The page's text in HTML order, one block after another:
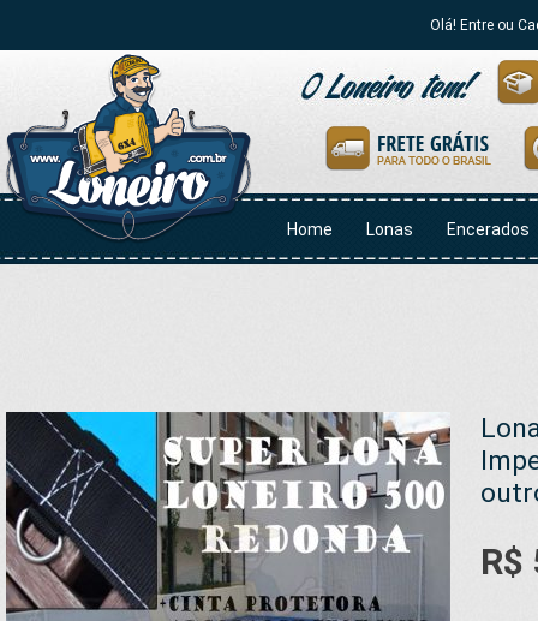
Olá! Entre ou
Home Lonas Encerados
R$